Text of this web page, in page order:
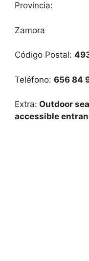
Provincia:
Zamora
Código Postal:
Teléfono: 656 84
Extra: Outdoor
accessible